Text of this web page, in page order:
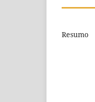
Resumo